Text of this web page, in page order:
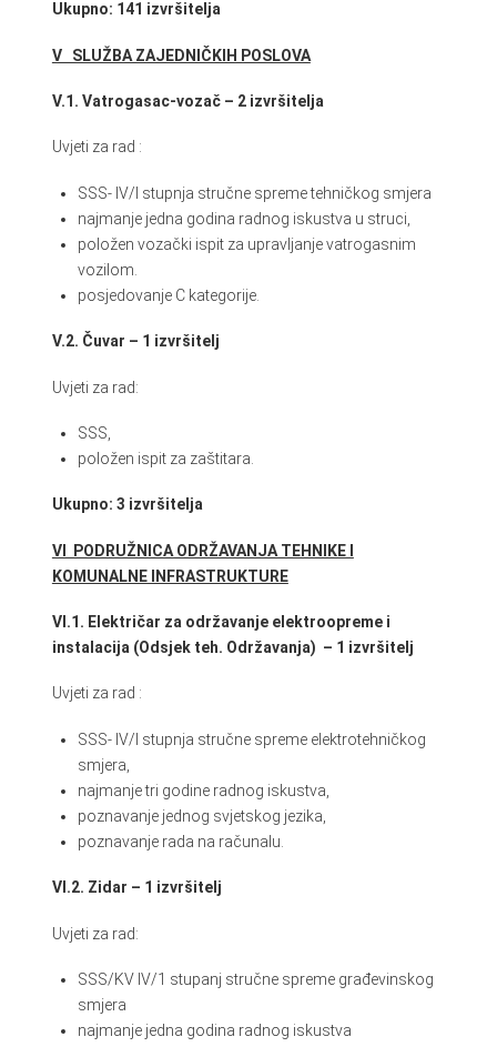
Ukupno: 141 izvršitelja
V SLUŽBA ZAJEDNIČKIH POSLOVA
V.1. Vatrogasac-vozač – 2 izvršitelja
Uvjeti za rad :
SSS- IV/I stupnja stručne spreme tehničkog smjera
najmanje jedna godina radnog iskustva u struci,
položen vozački ispit za upravljanje vatrogasnim
vozilom.
posjedovanje C kategorije.
V.2. Čuvar – 1 izvršitelj
Uvjeti za rad:
SSS,
položen ispit za zaštitara.
Ukupno: 3 izvršitelja
VI PODRUŽNICA ODRŽAVANJA TEHNIKE I
KOMUNALNE INFRASTRUKTURE
VI.1. Električar za održavanje elektroopreme i
instalacija (Odsjek teh. Održavanja) – 1 izvršitelj
Uvjeti za rad :
SSS- IV/I stupnja stručne spreme elektrotehničkog
smjera,
najmanje tri godine radnog iskustva,
poznavanje jednog svjetskog jezika,
poznavanje rada na računalu.
VI.2. Zidar – 1 izvršitelj
Uvjeti za rad:
SSS/KV IV/1 stupanj stručne spreme građevinskog
smjera
najmanje jedna godina radnog iskustva